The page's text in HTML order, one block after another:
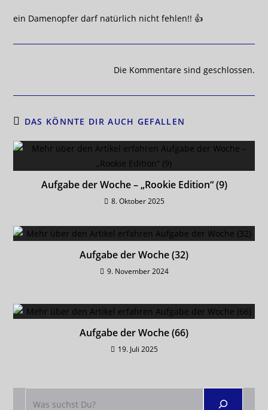
ein Damenopfer darf natürlich nicht fehlen!! 👍
Die Kommentare sind geschlossen.
DAS KÖNNTE DIR AUCH GEFALLEN
Aufgabe der Woche – „Rookie Edition“ (9)
8. Oktober 2025
Aufgabe der Woche (32)
9. November 2024
Aufgabe der Woche (66)
19. Juli 2025